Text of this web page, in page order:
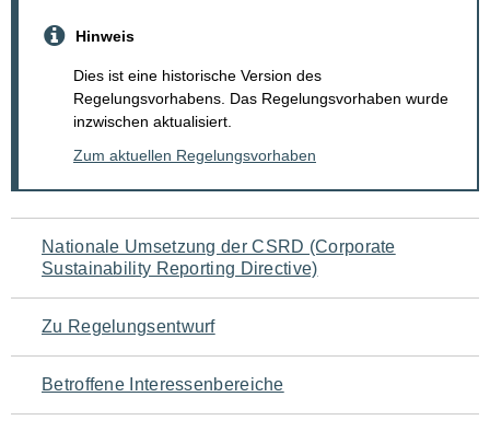
Hinweis
Dies ist eine historische Version des
Regelungsvorhabens. Das Regelungsvorhaben wurde
inzwischen aktualisiert.
Zum aktuellen Regelungsvorhaben
Navigation
für
den
Seiteninhalt
Nationale Umsetzung der CSRD (Corporate
Sustainability Reporting Directive)
Zu Regelungsentwurf
Betroffene Interessenbereiche